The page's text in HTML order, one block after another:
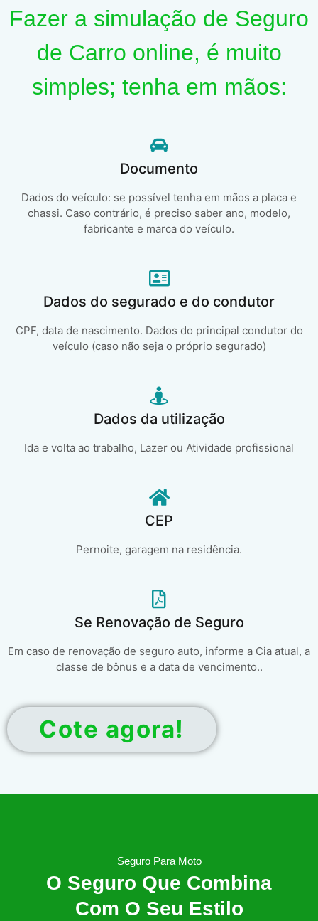
Fazer a simulação de Seguro
de Carro online, é muito
simples; tenha em mãos:
Documento
Dados do veículo: se possível tenha em mãos a placa e
chassi. Caso contrário, é preciso saber ano, modelo,
fabricante e marca do veículo.
Dados do segurado e do condutor
CPF, data de nascimento. Dados do principal condutor do
veículo (caso não seja o próprio segurado)
Dados da utilização
Ida e volta ao trabalho, Lazer ou Atividade profissional
CEP
Pernoite, garagem na residência.
Se Renovação de Seguro
Em caso de renovação de seguro auto, informe a Cia atual, a
classe de bônus e a data de vencimento..
Cote agora!
Seguro Para Moto
O Seguro Que Combina
Com O Seu Estilo